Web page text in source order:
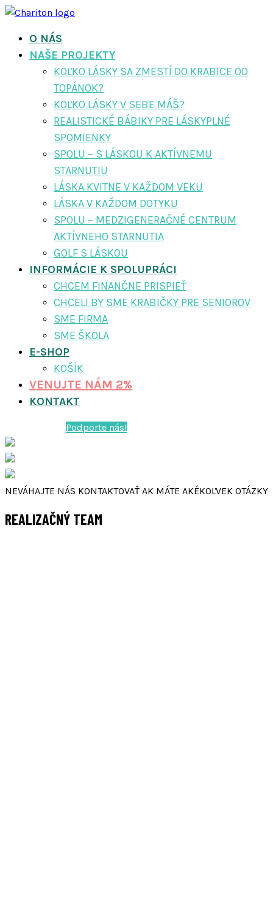
O NÁS
NAŠE PROJEKTY
KOĽKO LÁSKY SA ZMESTÍ DO KRABICE OD
TOPÁNOK?
KOĽKO LÁSKY V SEBE MÁŠ?
REALISTICKÉ BÁBIKY PRE LÁSKYPLNÉ
SPOMIENKY
SPOLU – S LÁSKOU K AKTÍVNEMU
STARNUTIU
LÁSKA KVITNE V KAŽDOM VEKU
LÁSKA V KAŽDOM DOTYKU
SPOLU – MEDZIGENERAČNÉ CENTRUM
AKTÍVNEHO STARNUTIA
GOLF S LÁSKOU
INFORMÁCIE K SPOLUPRÁCI
CHCEM FINANČNE PRISPIEŤ
CHCELI BY SME KRABIČKY PRE SENIOROV
SME FIRMA
SME ŠKOLA
E-SHOP
KOŠÍK
VENUJTE NÁM 2%
KONTAKT
Podporte nás!
NEVÁHAJTE NÁS KONTAKTOVAŤ AK MÁTE AKÉKOĽVEK OTÁZKY
REALIZAČNÝ TEAM